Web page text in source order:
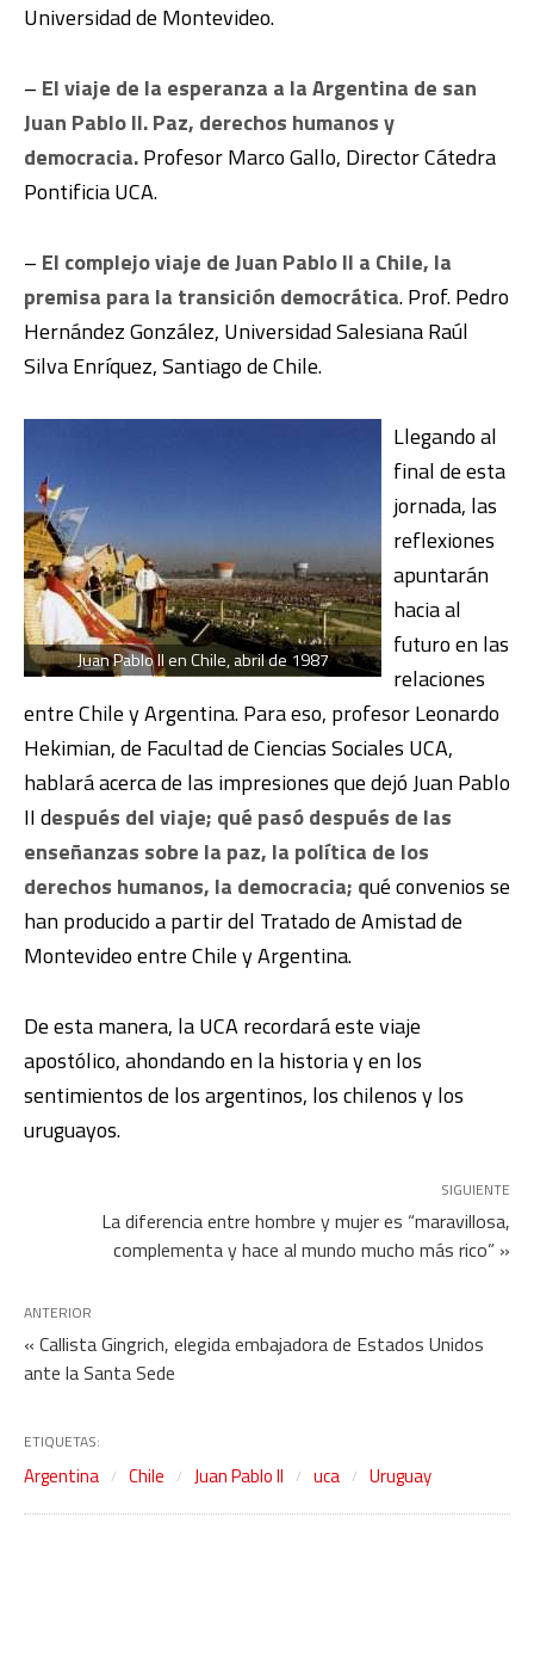
Universidad de Montevideo.
– El viaje de la esperanza a la Argentina de san
Juan Pablo II. Paz, derechos humanos y
democracia.Profesor Marco Gallo, Director Cátedra
Pontificia UCA.
– El complejo viaje de Juan Pablo II a Chile, la
premisa para la transición democrática. Prof. Pedro
Hernández González, Universidad Salesiana Raúl
Silva Enríquez, Santiago de Chile.
Juan Pablo II en Chile, abril de 1987
Llegando al
final de esta
jornada, las
reflexiones
apuntarán
hacia al
futuro en las
relaciones
entre Chile y Argentina. Para eso, profesor Leonardo
Hekimian, de Facultad de Ciencias Sociales UCA,
hablará acerca de las impresiones que dejó Juan Pablo
II después del viaje; qué pasó después de las
enseñanzas sobre la paz, la política de los
derechos humanos, la democracia; qué convenios se
han producido a partir del Tratado de Amistad de
Montevideo entre Chile y Argentina.
De esta manera, la UCA recordará este viaje
apostólico, ahondando en la historia y en los
sentimientos de los argentinos, los chilenos y los
uruguayos.
SIGUIENTE
La diferencia entre hombre y mujer es “maravillosa,
complementa y hace al mundo mucho más rico” »
ANTERIOR
« Callista Gingrich, elegida embajadora de Estados Unidos
ante la Santa Sede
ETIQUETAS:
Argentina Chile Juan Pablo II uca Uruguay